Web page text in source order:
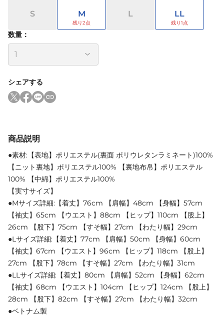
S M L LL
数量：
シェアする
商品説明
●素材:【表地】ポリエステル(裏面 ポリウレタンラミネート)100%
【ニット裏地】ポリエステル100% 【裏地布帛】ポリエステル
100% 【中綿】ポリエステル100%
【実寸サイズ】
●Mサイズ詳細:【着丈】76cm 【肩幅】48cm 【身幅】57cm
【袖丈】65cm 【ウエスト】88cm 【ヒップ】110cm 【股上】
26cm 【股下】75cm 【すそ幅】27cm 【わたり幅】29cm
●Lサイズ詳細:【着丈】77cm 【肩幅】50cm 【身幅】60cm
【袖丈】67cm 【ウエスト】96cm 【ヒップ】118cm 【股上】
27cm 【股下】78cm 【すそ幅】27cm 【わたり幅】31cm
●LLサイズ詳細:【着丈】80cm 【肩幅】52cm 【身幅】62cm
【袖丈】68cm 【ウエスト】104cm 【ヒップ】124cm 【股上】
28cm 【股下】82cm 【すそ幅】27cm 【わたり幅】32cm
●ベトナム製